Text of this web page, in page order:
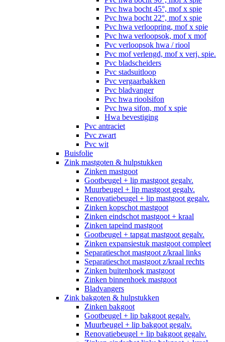
Pvc hwa bocht 45°, mof x spie
Pvc hwa bocht 22°, mof x spie
Pvc hwa verloopring, mof x spie
Pvc hwa verloopsok, mof x mof
Pvc verloopsok hwa / riool
Pvc mof verlengd, mof x verj. spie.
Pvc bladscheiders
Pvc stadsuitloop
Pvc vergaarbakken
Pvc bladvanger
Pvc hwa rioolsifon
Pvc hwa sifon, mof x spie
Hwa bevestiging
Pvc antraciet
Pvc zwart
Pvc wit
Buisfolie
Zink mastgoten & hulpstukken
Zinken mastgoot
Gootbeugel + lip mastgoot gegalv.
Muurbeugel + lip mastgoot gegalv.
Renovatiebeugel + lip mastgoot gegalv.
Zinken kopschot mastgoot
Zinken eindschot mastgoot + kraal
Zinken tapeind mastgoot
Gootbeugel + tapgat mastgoot gegalv.
Zinken expansiestuk mastgoot compleet
Separatieschot mastgoot z/kraal links
Separatieschot mastgoot z/kraal rechts
Zinken buitenhoek mastgoot
Zinken binnenhoek mastgoot
Bladvangers
Zink bakgoten & hulpstukken
Zinken bakgoot
Gootbeugel + lip bakgoot gegalv.
Muurbeugel + lip bakgoot gegalv.
Renovatiebeugel + lip bakgoot gegalv.